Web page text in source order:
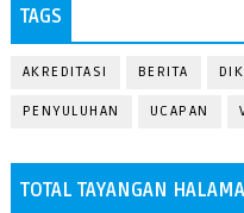
TAGS
AKREDITASI BERITA
PENYULUHAN UCAPAN
TOTAL TAYANGAN